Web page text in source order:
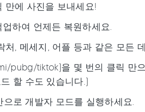
만에 사진을 보내세요!
하여 언제든 복원하세요.
처, 메세지, 어플 등과 같은 모든
pubg/tiktok)을 몇 번의 클릭 만
할 수도 있습니다.)
로 개발자 모드를 실행하세요.